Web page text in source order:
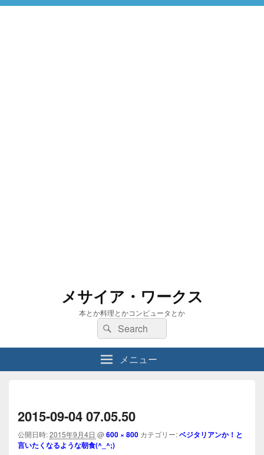
メサイア・ワークス
本とか料理とかコンピュータとか
検
索:
検
索
メニュー
2015-09-04 07.05.50
公開日時:2015年9月4日 @600 × 800 カテゴリー:ベジタリアンか！と
言いたくなるような朝食(^_^;)